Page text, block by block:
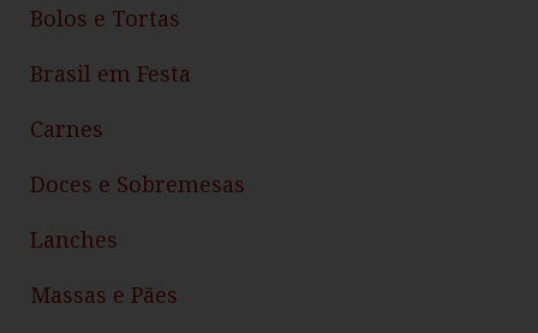
Bolos e Tortas
Brasil em Festa
Carnes
Doces e Sobremesas
Lanches
Massas e Pães